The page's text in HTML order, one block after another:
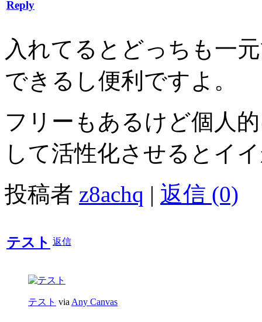
Reply
入れてるとどっちも一
できるし便利ですよ。
フリーもあるけど個人
して活性化させるとイ
投稿者 z8achq | 返信 (0)
テスト 返信
テスト via Any Canvas